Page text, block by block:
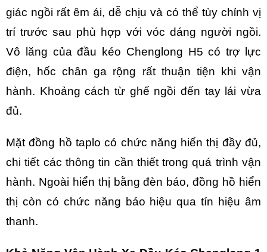
giác ngồi rất êm ái, dễ chịu và có thể tùy chỉnh vị
trí trước sau phù hợp với vóc dáng người ngồi.
Vô lăng của đầu kéo Chenglong H5 có trợ lực
điện, hốc chân ga rộng rất thuận tiện khi vận
hành. Khoảng cách từ ghế ngồi đến tay lái vừa
đủ.
Mặt đồng hồ taplo có chức năng hiển thị đầy đủ,
chi tiết các thông tin cần thiết trong quá trình vận
hành. Ngoài hiển thị bằng đèn báo, đồng hồ hiển
thị còn có chức năng báo hiệu qua tín hiệu âm
thanh.